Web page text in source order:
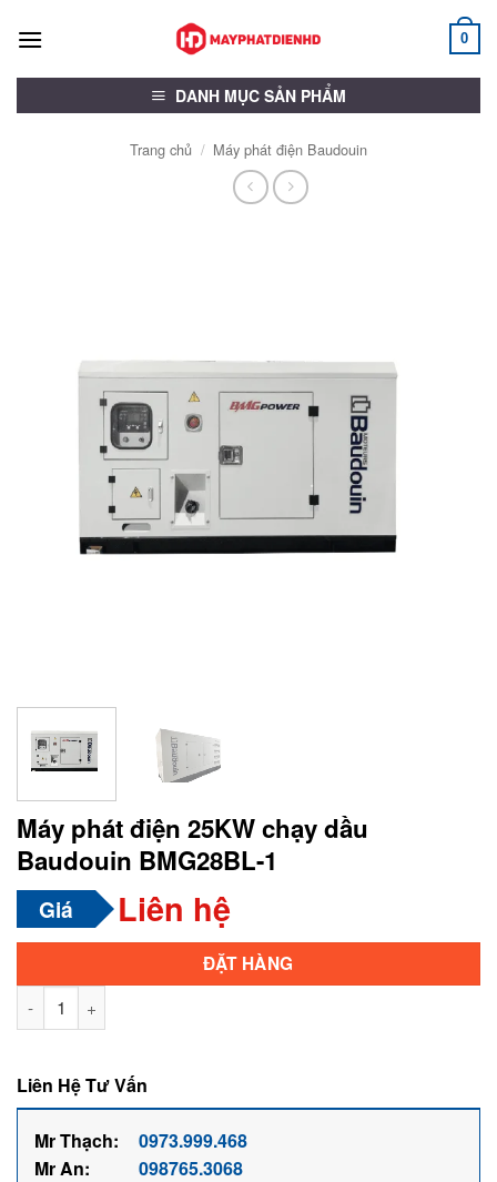
qua
0
DANH MỤC SẢN PHẨM
Trang chủ / Máy phát điện Baudouin
Máy phát điện 25KW chạy dầu
Baudouin BMG28BL-1
Giá Liên hệ
ĐẶT HÀNG
Liên Hệ Tư Vấn
Mr Thạch:
0973.999.468
Mr An:
098765.3068